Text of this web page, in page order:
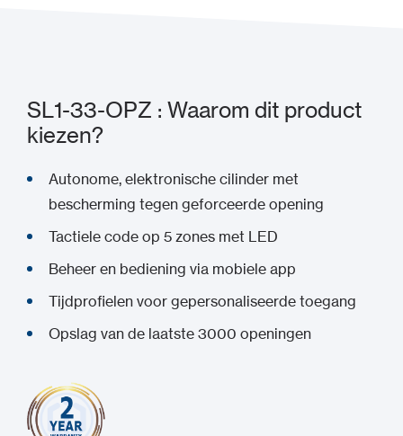
SL1-33-OPZ : Waarom dit product
kiezen?
Autonome, elektronische cilinder met
bescherming tegen geforceerde opening
Tactiele code op 5 zones met LED
Beheer en bediening via mobiele app
Tijdprofielen voor gepersonaliseerde toegang
Opslag van de laatste 3000 openingen